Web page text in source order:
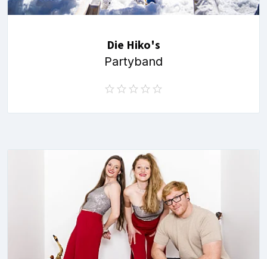
Die Hiko's
Partyband